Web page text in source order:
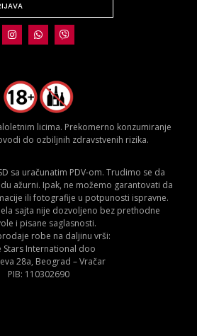
licima. Prekomerno konzumiranje
do ozbiljnih zdravstvenih rizika.
sa uračunatim PDV-om. Trudimo se da
ažurni. Ipak, ne možemo garantovati da
ili fotografije u potpunosti ispravne.
sajta nije dozvoljeno bez prethodne
i pisane saglasnosti.
robe na daljinu vrši:
Stars International doo
28a, Beograd – Vračar
PIB: 110302690